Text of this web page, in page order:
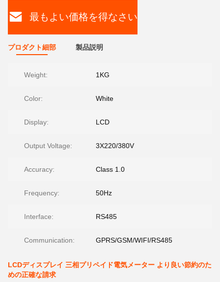
最もよい価格を得なさい
プロダクト細部 製品説明
Weight: 1KG
Color: White
Display: LCD
Output Voltage: 3X220/380V
Accuracy: Class 1.0
Frequency: 50Hz
Interface: RS485
Communication: GPRS/GSM/WIFI/RS485
LCDディスプレイ 三相プリペイド電気メーター より良い節約のた
めの正確な請求